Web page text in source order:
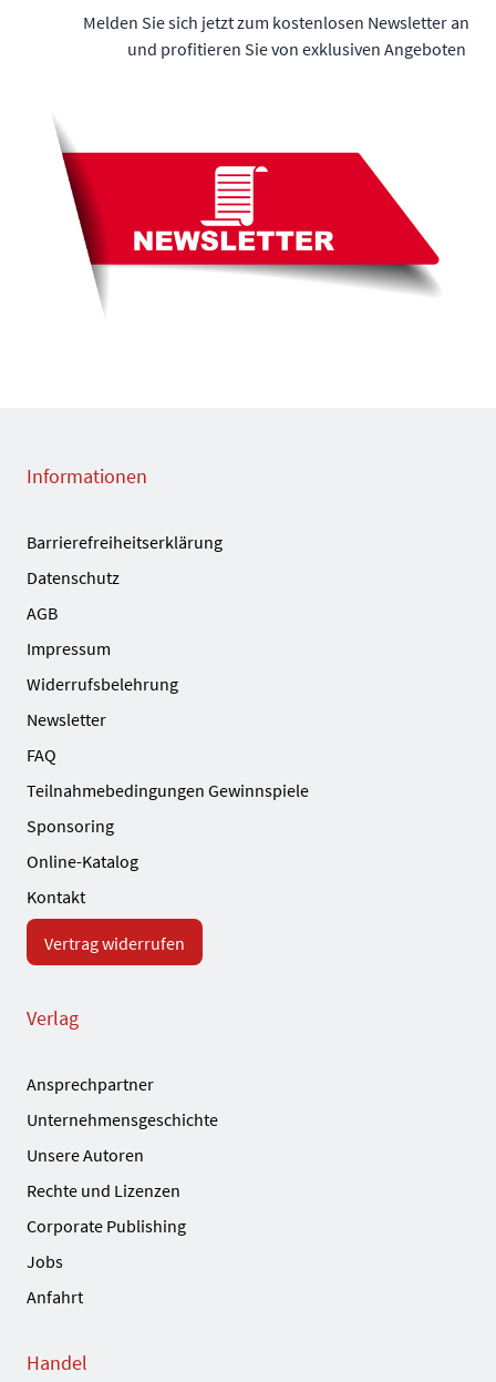
Melden Sie sich jetzt zum kostenlosen Newsletter an
und profitieren Sie von exklusiven Angeboten
Informationen
Barrierefreiheitserklärung
Datenschutz
AGB
Impressum
Widerrufsbelehrung
Newsletter
FAQ
Teilnahmebedingungen Gewinnspiele
Sponsoring
Online-Katalog
Kontakt
Vertrag widerrufen
Verlag
Ansprechpartner
Unternehmensgeschichte
Unsere Autoren
Rechte und Lizenzen
Corporate Publishing
Jobs
Anfahrt
Handel